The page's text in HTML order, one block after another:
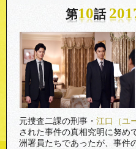
第10話
元捜査二課の刑事・江口（ユ
された事件の真相究明に努め
洲署員たちであったが、事件